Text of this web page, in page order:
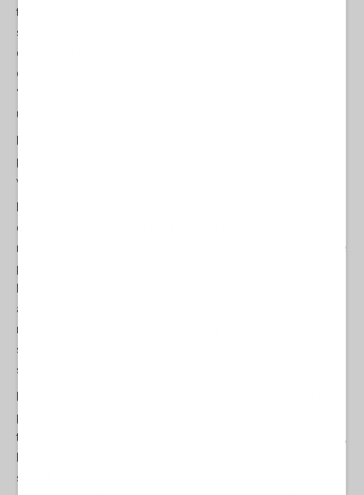
tra pubbliche statali, private e telematiche, non tutte hanno lo
stesso metro di insegnamento e valutazione, lo stesso peso
delle attività didattiche, le stesse tasse, anche se poi il titolo che si
consegue, non si capisce il perché, ha lo stesso peso è
“equipollente”. Tanto che nei concorsi pubblici sì, sono tutti
uguali.
possibilità, con l’attribuzione, in alcuni casi, di competenze che
vengono certificate on line e dietro pagamento.
diventano molto ardue da capire, per chi non conosce i
meccanismi che lo caratterizzano, e da affrontare. Questo vero e
proprio “mondo” chiuso certamente più di altri ambienti
ancora essere assunto per semplice cooptazione, familismo,
nepotismo e baronato, tutte forme che potrebbero anche
selezionare persone e figure valide, ma siamo sicuri che queste
scelte siano fatte scegliendo le persone più valide?
prima parte su dati scientifici oggettivi, come pubblicazioni e altri
titolo di merito, nella seconda fase decide, in modo insindacabile,
scientifici e addirittura rasentando il ridicolo con riferimenti che